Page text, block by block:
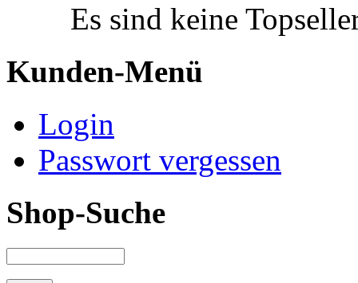
Es sind keine
Kunden-Menü
Login
Passwort vergessen
Shop-Suche